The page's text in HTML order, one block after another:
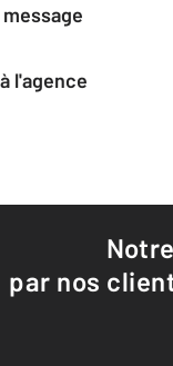
message
l'agence
par nos